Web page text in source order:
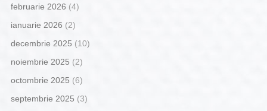
februarie 2026 (4)
ianuarie 2026 (2)
decembrie 2025 (10)
noiembrie 2025 (2)
octombrie 2025 (6)
septembrie 2025 (3)